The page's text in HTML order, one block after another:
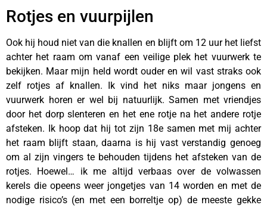
Rotjes en vuurpijlen
Ook hij houd niet van die knallen en blijft om 12 uur het liefst
achter het raam om vanaf een veilige plek het vuurwerk te
bekijken. Maar mijn held wordt ouder en wil vast straks ook
zelf rotjes af knallen. Ik vind het niks maar jongens en
vuurwerk horen er wel bij natuurlijk. Samen met vriendjes
door het dorp slenteren en het ene rotje na het andere rotje
afsteken. Ik hoop dat hij tot zijn 18e samen met mij achter
het raam blijft staan, daarna is hij vast verstandig genoeg
om al zijn vingers te behouden tijdens het afsteken van de
rotjes. Hoewel… ik me altijd verbaas over de volwassen
kerels die opeens weer jongetjes van 14 worden en met de
nodige risico’s (en met een borreltje op) de meeste gekke